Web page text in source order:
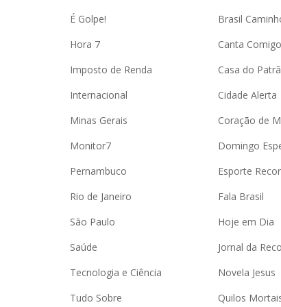
É Golpe!
Hora 7
Imposto de Renda
Internacional
Minas Gerais
Monitor7
Pernambuco
Rio de Janeiro
São Paulo
Saúde
Tecnologia e Ciência
Tudo Sobre
Brasil
Canta
Casa do
Cidade Alerta
Coração de
Domingo
Esporte
Fala Brasil
Hoje em Dia
Jornal da
Novela Jesus
Quilos